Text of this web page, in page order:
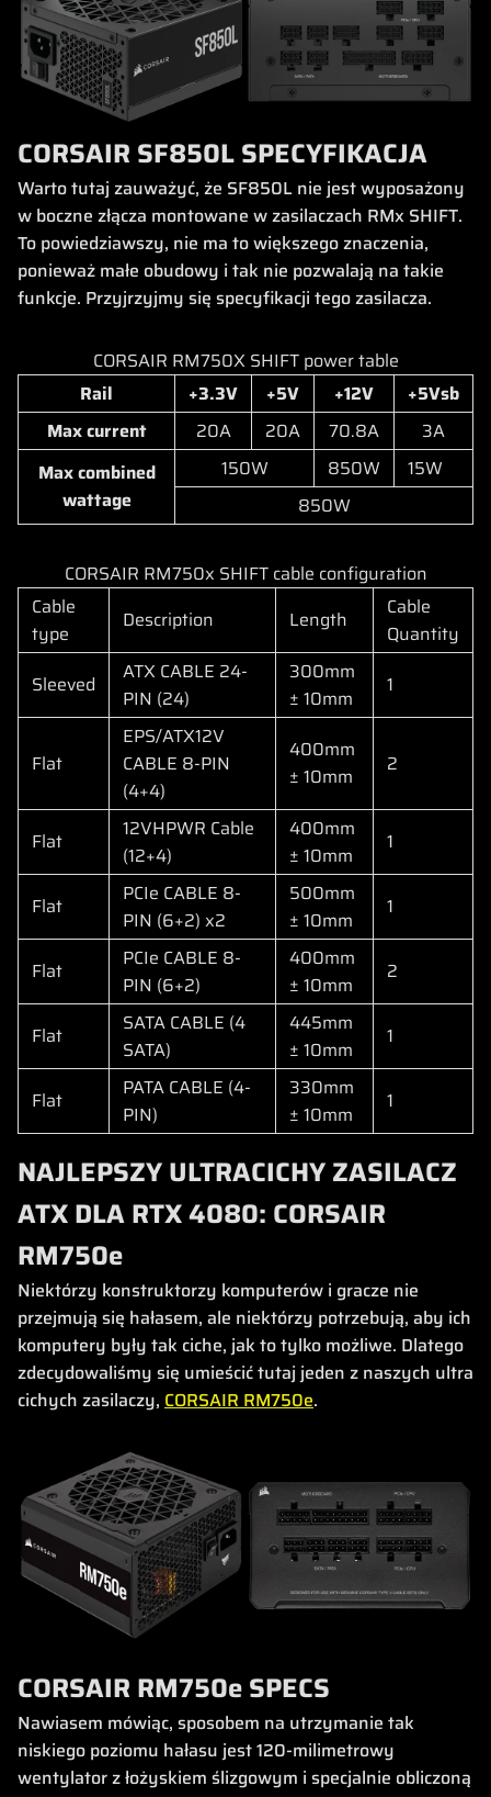
CORSAIR SF850L SPECYFIKACJA
Warto tutaj zauważyć, że SF850L nie jest wyposażony
w boczne złącza montowane w zasilaczach RMx SHIFT.
To powiedziawszy, nie ma to większego znaczenia,
ponieważ małe obudowy i tak nie pozwalają na takie
funkcje. Przyjrzyjmy się specyfikacji tego zasilacza.
CORSAIR RM750X SHIFT power table
Rail
+3.3V +5V +12V
+5Vsb
Max current
20A 20A 70.8A
3A
Max combined
wattage
150W 850W
15W
850W
CORSAIR RM750x SHIFT cable configuration
Cable
type
Description Length
Cable
Quantity
Sleeved
ATX CABLE 24-
PIN (24)
300mm
± 10mm
1
Flat
EPS/ATX12V
CABLE 8-PIN
(4+4)
400mm
± 10mm
2
Flat
12VHPWR Cable
(12+4)
400mm
± 10mm
1
Flat
PCIe CABLE 8-
PIN (6+2) x2
500mm
± 10mm
1
Flat
PCIe CABLE 8-
PIN (6+2)
400mm
± 10mm
2
Flat
SATA CABLE (4
SATA)
445mm
± 10mm
1
Flat
PATA CABLE (4-
PIN)
330mm
± 10mm
1
NAJLEPSZY ULTRACICHY ZASILACZ
ATX DLA RTX 4080: CORSAIR
RM750e
Niektórzy konstruktorzy komputerów i gracze nie
przejmują się hałasem, ale niektórzy potrzebują, aby ich
komputery były tak ciche, jak to tylko możliwe. Dlatego
zdecydowaliśmy się umieścić tutaj jeden z naszych ultra
cichych zasilaczy, CORSAIR RM750e.
CORSAIR RM750e SPECS
Nawiasem mówiąc, sposobem na utrzymanie tak
niskiego poziomu hałasu jest 120-milimetrowy
wentylator z łożyskiem ślizgowym i specjalnie obliczoną